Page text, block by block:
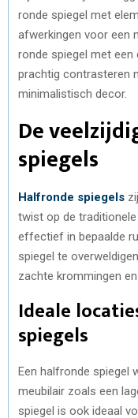
ronde spiegel met
afwerkingen voor een
ronde spiegel met een
prachtig contrasteren
minimalistisch decor.
De
spiegels
Halfronde spiegels
twist op de
effectief in bepaalde
spiegel te
zachte krommingen
Ideale
spiegels
Een halfronde spiegel
meubilair zoals een
spiegel is ook ideaal